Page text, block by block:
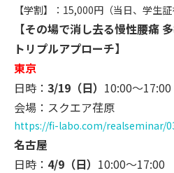
【学割】：15,000円（当日、学生
【その場で消し去る慢性腰痛
トリプルアプローチ】
東京
日時： 3/19（日） 10:00～17:00
会場：スクエア荏原
https://fi-labo.com/realseminar/
名古屋
日時： 4/9（日） 10:00～17:00